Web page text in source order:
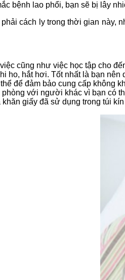
bệnh lao phổi, bạn sẽ bị lây
cách ly trong thời gian này,
cũng như việc học tập cho
ho, hắt hơi. Tốt nhất là bạn
để đảm bảo cung cấp không
phòng với người khác vì bạn có
khăn giấy đã sử dụng trong túi kín